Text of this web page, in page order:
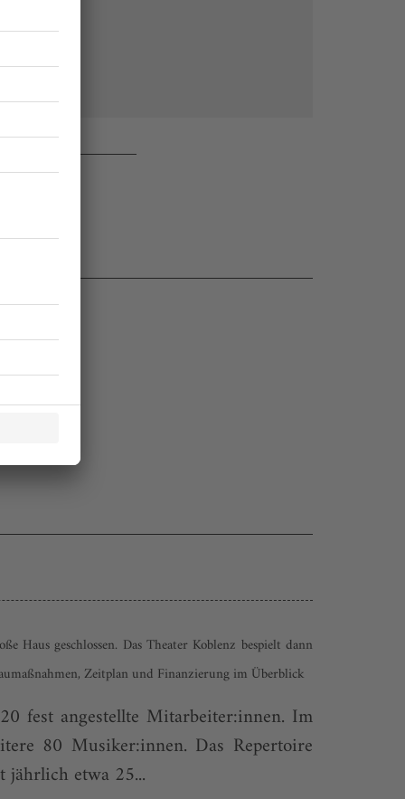
geschlossen. Das Theater Koblenz bespielt dann
Zeitplan und Finanzierung im Überblick
fest angestellte Mitarbeiter:innen. Im
80 Musiker:innen. Das Repertoire
jährlich etwa 25...